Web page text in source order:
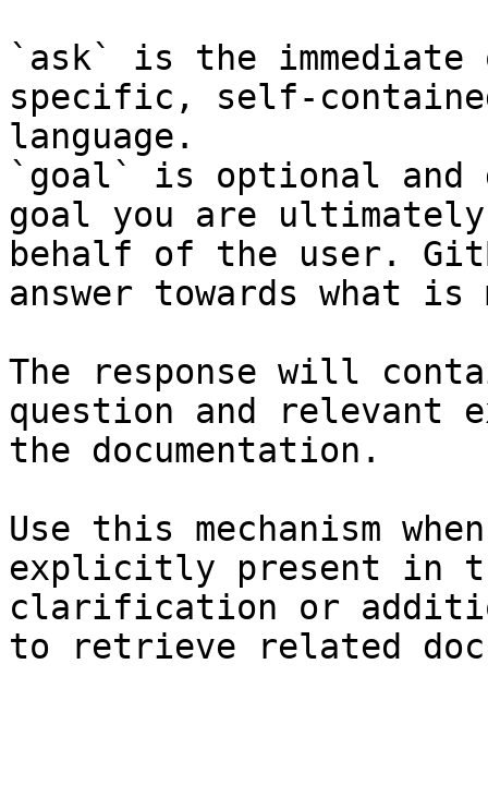
`ask` is the
specific, self-
language.
`goal` is optional and
goal you are
behalf of the user.
answer towards what
The response will
question and relevant
the documentation.
Use this mechanism
explicitly present in
clarification or